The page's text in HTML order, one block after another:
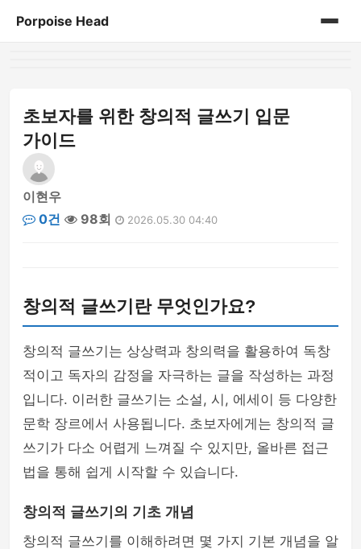
Porpoise Head
초보자를 위한 창의적 글쓰기 입문
가이드
이현우
0건
98회 2026.05.30 04:40
창의적 글쓰기란 무엇인가요?
창의적 글쓰기는 상상력과 창의력을 활용하여 독창
적이고 독자의 감정을 자극하는 글을 작성하는 과정
입니다. 이러한 글쓰기는 소설, 시, 에세이 등 다양한
문학 장르에서 사용됩니다. 초보자에게는 창의적 글
쓰기가 다소 어렵게 느껴질 수 있지만, 올바른 접근
법을 통해 쉽게 시작할 수 있습니다.
창의적 글쓰기의 기초 개념
창의적 글쓰기를 이해하려면 몇 가지 기본 개념을 알